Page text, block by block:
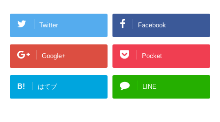
Twitter Facebook
Google+ Pocket
B! はてブ LINE